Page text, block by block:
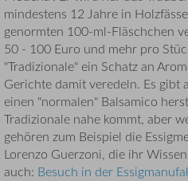
mindestens 12 Jahre in
genormten 100-ml-Fläschchen
50 - 100 Euro und mehr pro
"Tradizionale" ein Schatz an
Gerichte damit veredeln. Es gibt
einen "normalen" Balsamico
Tradizionale nahe kommt, aber
gehören zum Beispiel die
Lorenzo Guerzoni, die ihr
auch: Besuch in der